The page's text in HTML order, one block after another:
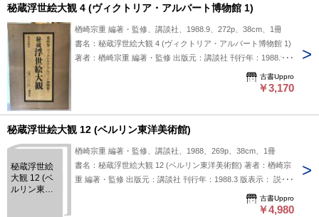
掲載されているため、浮世絵の細部や技法を視覚的に把握しや
め、古典美術や浮世絵鑑賞の参考として利用できる可能性があ
ります。 状態：函
秘蔵浮世絵大観 4 (ヴィクトリア・アルバート博物館 1)
楢崎宗重 編著・監修、講談社、1988.9、272p、38cm、1冊
書名：秘蔵浮世絵大観 4 (ヴィクトリア・アルバート博物館 1)
著者：楢崎宗重 編著・監修 出版元：講談社 刊行年：1988.9
版表示： 説明：『秘蔵浮世絵大観 4 (ヴィクトリア・アルバー
ト博物館 1)』は、楢崎宗重が編著・監修を務め、講談社から
ート博物館所蔵の浮世絵を紹介しており、作品の魅力を伝える
ためにまとめられたものと考えられます。浮世絵に関心のある
景や美術的価値について一定の理解を促す内容となっているよ
うです。具体的な内容構成や収録作品については本文をご覧い
ただくことで、より詳しく知ることができるでしょう。 状
古書Uppro
￥3,170
秘蔵浮世絵大観 12 (ベルリン東洋美術館)
秘蔵浮世絵
大観 12 (ベ
ルリン東洋
楢崎宗重 編著・監修、講談社、1988、269p、38cm、1冊
書名：秘蔵浮世絵大観 12 (ベルリン東洋美術館) 著者：楢崎宗
重 編著・監修 出版元：講談社 刊行年：1988.3 版表示： 説
明：楢崎宗重が編著・監修を務めた『秘蔵浮世絵大観 12 (ベル
リン東洋美術館)』は、講談社から1988年3月に刊行された一
古書Uppro
￥4,980